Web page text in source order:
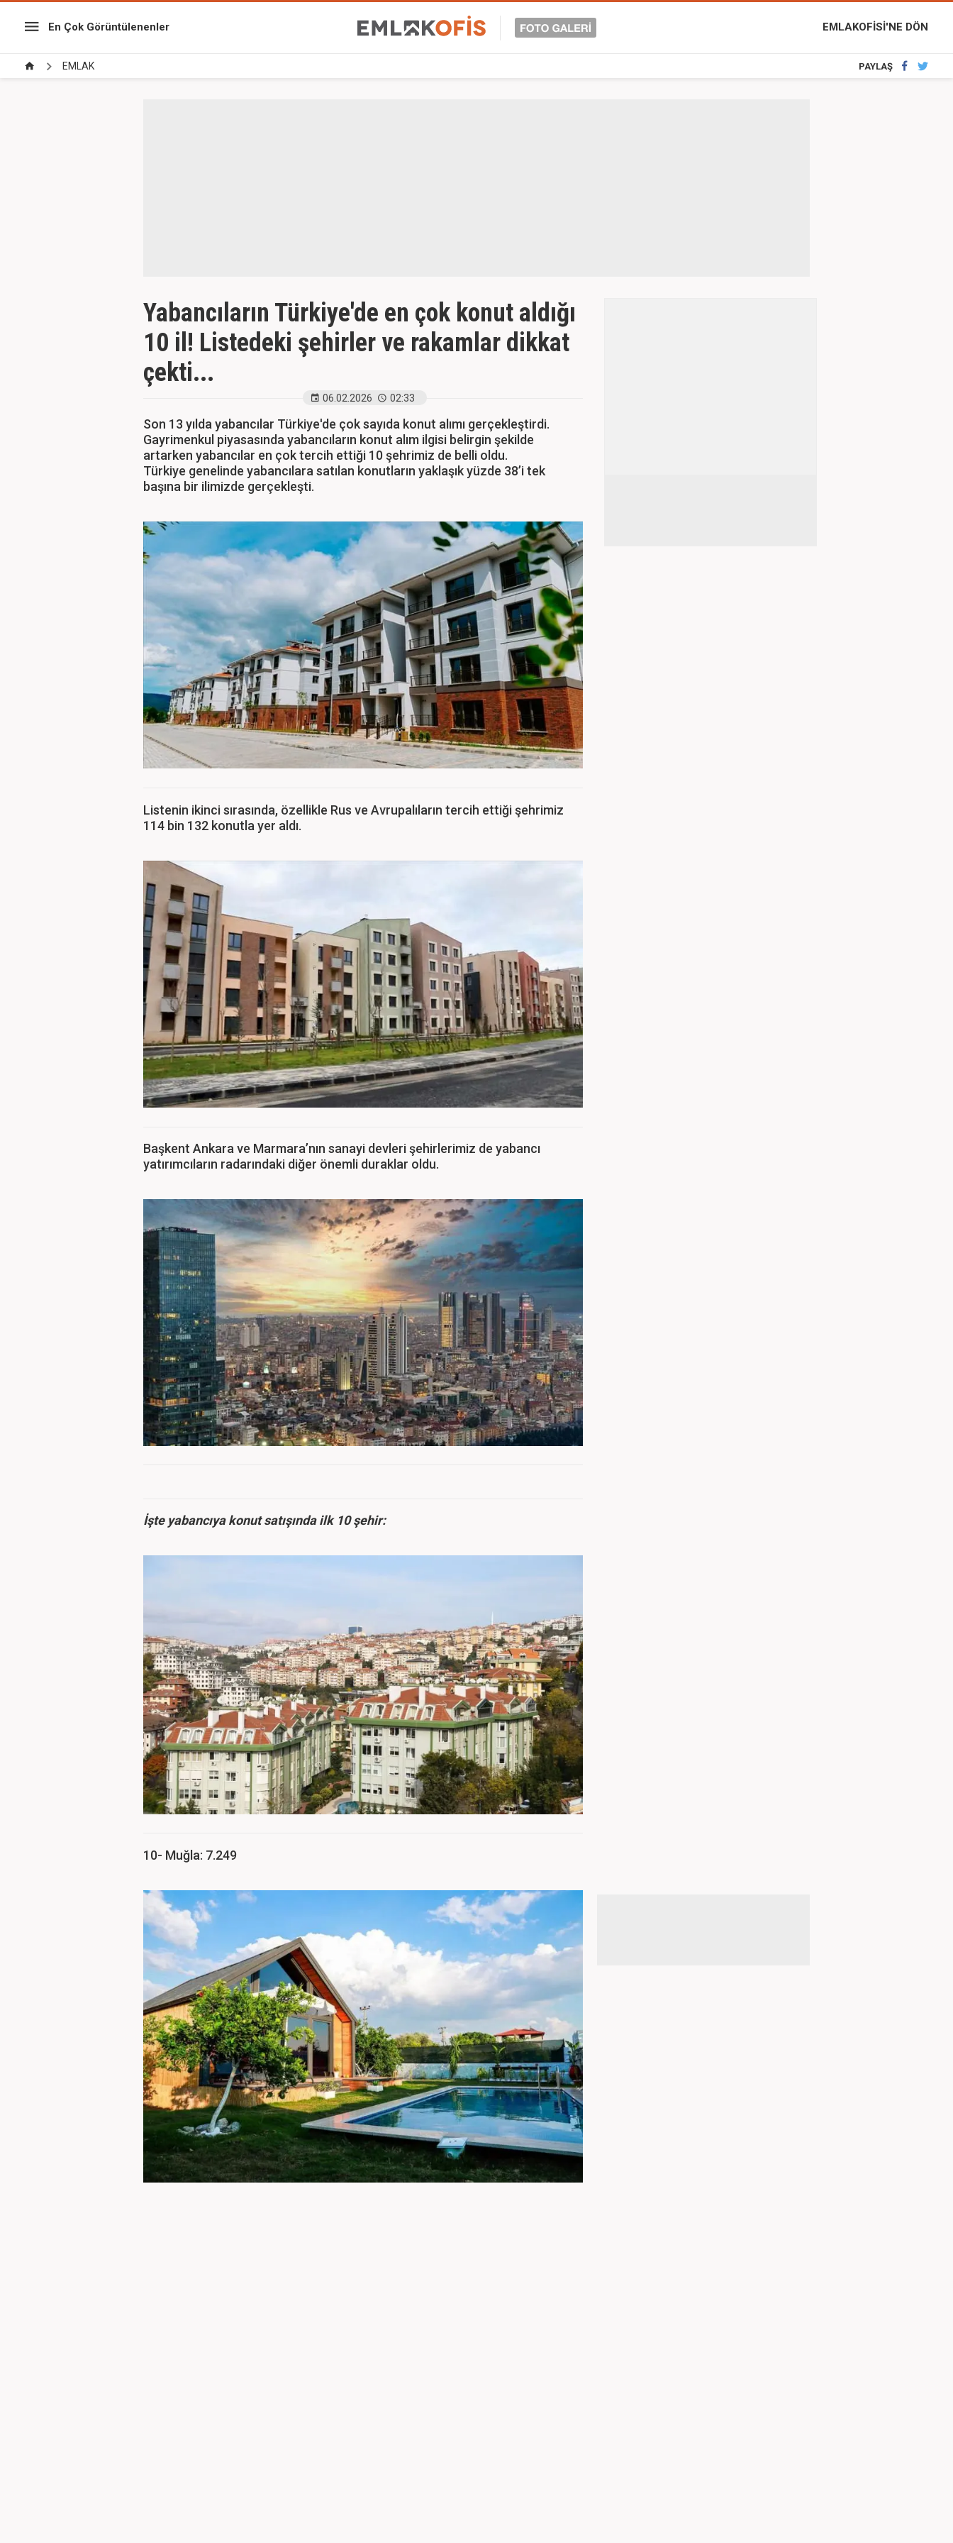
En Çok Görüntülenenler EMLAKOFİSİ'NE DÖN
EMLAK PAYLAŞ
Yabancıların Türkiye'de en çok konut aldığı
10 il! Listedeki şehirler ve rakamlar dikkat
çekti...
06.02.2026 02:33
Son 13 yılda yabancılar Türkiye'de çok sayıda konut alımı gerçekleştirdi.
Gayrimenkul piyasasında yabancıların konut alım ilgisi belirgin şekilde
artarken yabancılar en çok tercih ettiği 10 şehrimiz de belli oldu.
Türkiye genelinde yabancılara satılan konutların yaklaşık yüzde 38’i tek
başına bir ilimizde gerçekleşti.
Listenin ikinci sırasında, özellikle Rus ve Avrupalıların tercih ettiği şehrimiz
114 bin 132 konutla yer aldı.
Başkent Ankara ve Marmara’nın sanayi devleri şehirlerimiz de yabancı
yatırımcıların radarındaki diğer önemli duraklar oldu.
İşte yabancıya konut satışında ilk 10 şehir:
10- Muğla: 7.249